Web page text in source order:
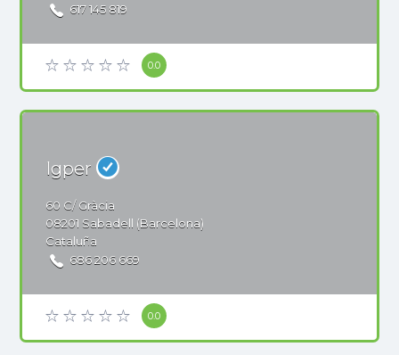
617 145 819
0.0
Igper
60 C/ Gràcia
08201 Sabadell (Barcelona)
Cataluña
686 206 669
0.0